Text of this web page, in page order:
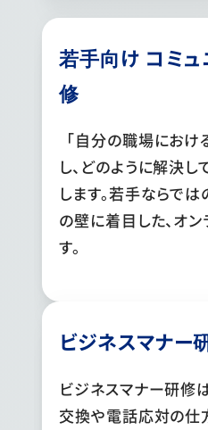
若手向け コミュ
修
「自分の職場にお
し、どのように解決
します。若手ならで
の壁に着目した、オ
す。
ビジネスマナー
ビジネスマナー研修
交換や電話応対の仕